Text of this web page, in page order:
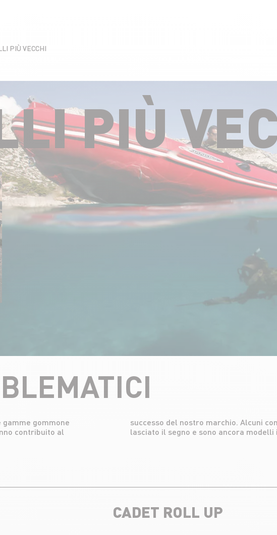
PIÙ VECCHI
PIÙ
gommone
contribuito al
e il Futura hanno
lasciato il segno e sono ancora modelli
CADET ROLL UP